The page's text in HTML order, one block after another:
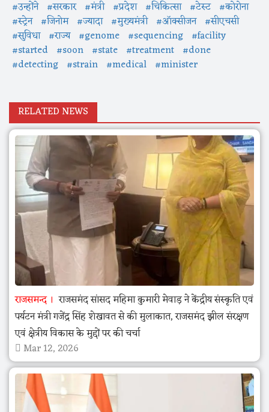
#उन्होंने #सरकार #मंत्री #प्रदेश #चिकित्सा #टेस्ट #कोरोना
#स्ट्रेन #जिनोम #ज्यादा #मुख्यमंत्री #ऑक्सीजन #सीएचसी
#सुविधा #राज्य #genome #sequencing #facility
#started #soon #state #treatment #done
#detecting #strain #medical #minister
RELATED NEWS
राजसमन्द
राजसमंद सांसद महिमा कुमारी मेवाड़ ने केंद्रीय संस्कृति एवं
पर्यटन मंत्री गजेंद्र सिंह शेखावत से की मुलाकात, राजसमंद झील संरक्षण
एवं क्षेत्रीय विकास के मुद्दों पर की चर्चा
Mar 12, 2026